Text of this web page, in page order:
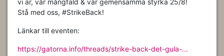
vi är, vår mångfald & vår gemensamma styrka 25/8!
Stå med oss, #StrikeBack!
Länkar till eventen:
https://gatorna.info/threads/strike-back-det-gula-...